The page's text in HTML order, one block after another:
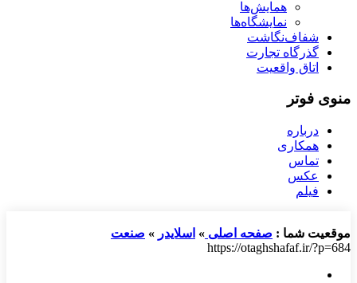
همایش‌ها
نمایشگاه‌ها
شفاف‌نگاشت
گذرگاه تجارت
اتاق واقعیت
منوی فوتر
درباره
همکاری
تماس
عکس
فیلم
موقعیت شما : صفحه اصلی » اسلایدر » صنعت
https://otaghshafaf.ir/?p=684